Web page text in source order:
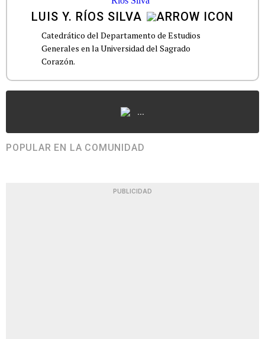
LUIS Y. RÍOS SILVA
Catedrático del Departamento de Estudios
Generales en la Universidad del Sagrado
Corazón.
...
POPULAR EN LA COMUNIDAD
PUBLICIDAD